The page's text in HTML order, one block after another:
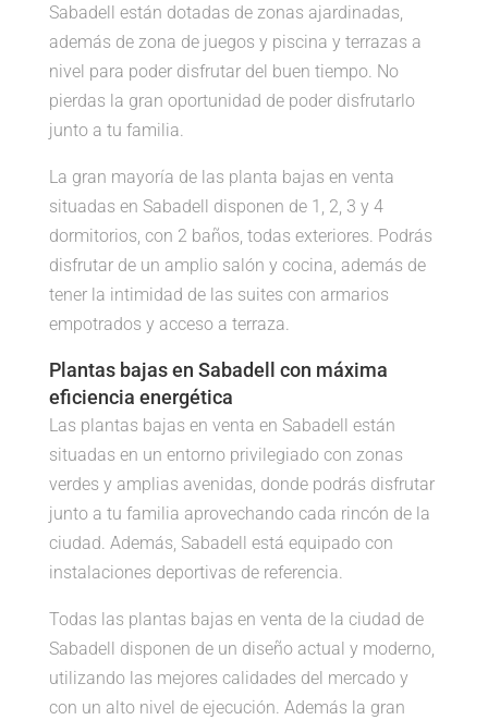
Sabadell están dotadas de zonas ajardinadas,
además de zona de juegos y piscina y terrazas a
nivel para poder disfrutar del buen tiempo. No
pierdas la gran oportunidad de poder disfrutarlo
junto a tu familia.
La gran mayoría de las planta bajas en venta
situadas en Sabadell disponen de 1, 2, 3 y 4
dormitorios, con 2 baños, todas exteriores. Podrás
disfrutar de un amplio salón y cocina, además de
tener la intimidad de las suites con armarios
empotrados y acceso a terraza.
Plantas bajas en Sabadell con máxima
eficiencia energética
Las plantas bajas en venta en Sabadell están
situadas en un entorno privilegiado con zonas
verdes y amplias avenidas, donde podrás disfrutar
junto a tu familia aprovechando cada rincón de la
ciudad. Además, Sabadell está equipado con
instalaciones deportivas de referencia.
Todas las plantas bajas en venta de la ciudad de
Sabadell disponen de un diseño actual y moderno,
utilizando las mejores calidades del mercado y
con un alto nivel de ejecución. Además la gran